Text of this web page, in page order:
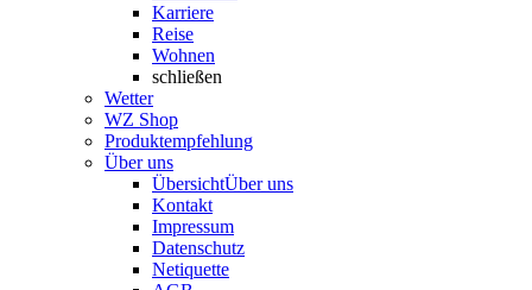
Karriere
Reise
Wohnen
schließen
Wetter
WZ Shop
Produktempfehlung
Über uns
ÜbersichtÜber uns
Kontakt
Impressum
Datenschutz
Netiquette